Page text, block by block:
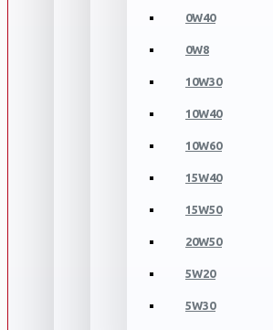
0W40
0W8
10W30
10W40
10W60
15W40
15W50
20W50
5W20
5W30